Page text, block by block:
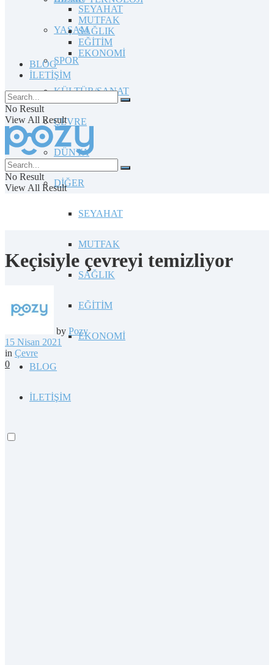
YAŞAM
SPOR
KÜLTÜR/SANAT
ÇEVRE
DÜNYA
DİĞER
SEYAHAT
MUTFAK
SAĞLIK
EĞİTİM
EKONOMİ
BLOG
İLETİŞİM
SEYAHAT
MUTFAK
SAĞLIK
EĞİTİM
EKONOMİ
BLOG
İLETİŞİM
No Result
View All Result
No Result
View All Result
Keçisiyle çevreyi temizliyor
by Pozy
15 Nisan 2021
in Çevre
0